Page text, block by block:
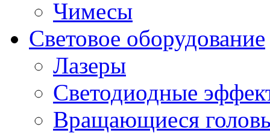
Чимесы
Световое оборудование
Лазеры
Светодиодные
Вращающиеся